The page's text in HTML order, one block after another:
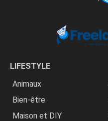
LIFESTYLE
Animaux
Bien-être
Maison et DIY